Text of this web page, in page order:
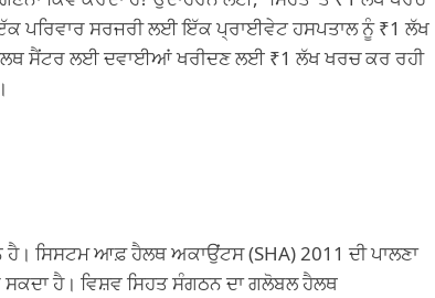
ਪਰਿਵਾਰ ਸਰਜਰੀ ਲਈ ਇੱਕ ਪ੍ਰਾਈਵੇਟ ਹਸਪਤਾਲ ਨੂੰ ₹1 ਲੱਖ
ਸੈਂਟਰ ਲਈ ਦਵਾਈਆਂ ਖਰੀਦਣ ਲਈ ₹1 ਲੱਖ ਖਰਚ ਕਰ ਰਹੀ
ਸਿਸਟਮ ਆਫ਼ ਹੈਲਥ ਅਕਾਉਂਟਸ (SHA) 2011 ਦੀ ਪਾਲਣਾ
ਹੈ। ਵਿਸ਼ਵ ਸਿਹਤ ਸੰਗਠਨ ਦਾ ਗਲੋਬਲ ਹੈਲਥ